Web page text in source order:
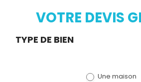
VOTRE DEVIS
Demande
TYPE DE BIEN
Une maison